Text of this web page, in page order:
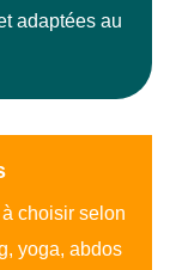
adaptées au
choisir selon
yoga, abdos